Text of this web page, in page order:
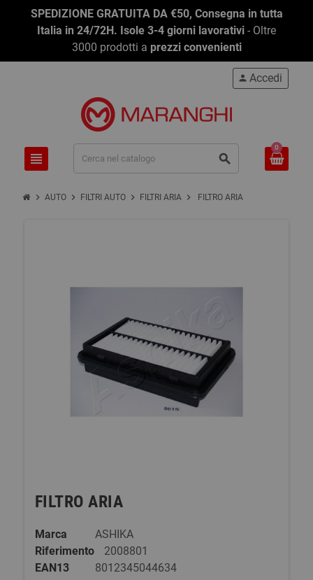
SPEDIZIONE GRATUITA DA €50, Consegna in tutta
Italia in 24/72H. Isole 3-4 giorni lavorativi - Oltre
3000 prodotti a prezzi convenienti
view_headline search
person Accedi
0
chevron_right AUTO chevron_right FILTRI AUTO chevron_right FILTRI ARIA chevron_right FILTRO ARIA
FILTRO ARIA
Marca
ASHIKA
Riferimento
2008801
EAN13
8012345044634